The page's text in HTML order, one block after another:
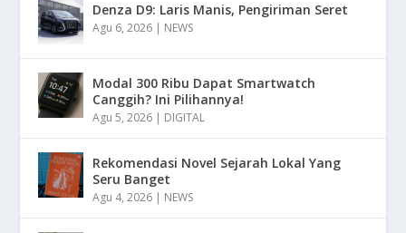
Denza D9: Laris Manis, Pengiriman Seret
Agu 6, 2026 | NEWS
Modal 300 Ribu Dapat Smartwatch
Canggih? Ini Pilihannya!
Agu 5, 2026 | DIGITAL
Rekomendasi Novel Sejarah Lokal Yang
Seru Banget
Agu 4, 2026 | NEWS